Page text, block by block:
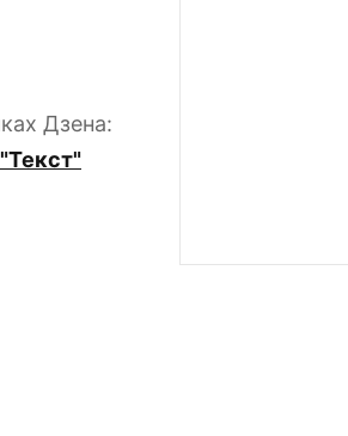
Дзена: